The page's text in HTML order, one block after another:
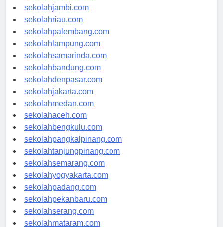
sekolahindonesia.id
sekolahjambi.com
sekolahriau.com
sekolahpalembang.com
sekolahlampung.com
sekolahsamarinda.com
sekolahbandung.com
sekolahdenpasar.com
sekolahjakarta.com
sekolahmedan.com
sekolahaceh.com
sekolahbengkulu.com
sekolahpangkalpinang.com
sekolahtanjungpinang.com
sekolahsemarang.com
sekolahyogyakarta.com
sekolahpadang.com
sekolahpekanbaru.com
sekolahserang.com